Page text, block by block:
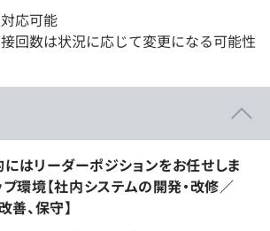
応可能
回数は状況に応じて変更になる可能性
はリーダーポジションをお任せしま
プ環境【社内システムの開発・改修／
善、保守】